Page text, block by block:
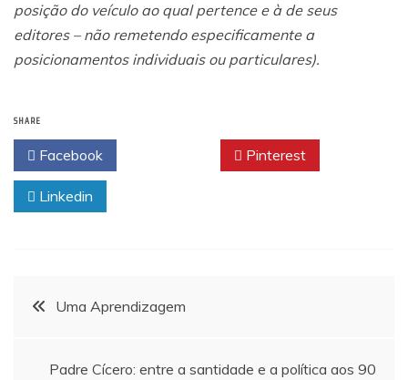
posição do veículo ao qual pertence e à de seus
editores – não remetendo especificamente a
posicionamentos individuais ou particulares).
SHARE
Facebook Pinterest
Linkedin
Navegação
Uma Aprendizagem
Padre Cícero: entre a santidade e a política aos 90